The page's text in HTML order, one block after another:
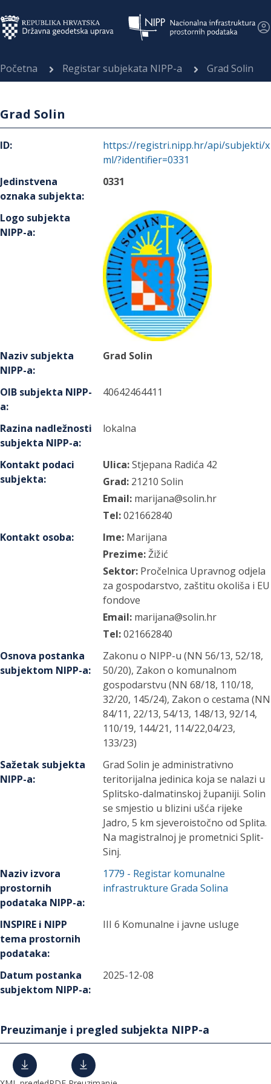
Početna Registar subjekata NIPP-a Grad Solin
Grad Solin
ID:
https://registri.nipp.hr/api/subjekti/x
ml/?identifier=0331
Jedinstvena
oznaka subjekta:
0331
Logo subjekta
NIPP-a:
Naziv subjekta
NIPP-a:
Grad Solin
OIB subjekta NIPP-
a:
40642464411
Razina nadležnosti
subjekta NIPP-a:
lokalna
Kontakt podaci
subjekta:
Ulica:Stjepana Radića 42
Grad: 21210 Solin
Email: marijana@solin.hr
Tel:021662840
Kontakt osoba: Ime: Marijana
Prezime:Žižić
Sektor: Pročelnica Upravnog odjela
za gospodarstvo, zaštitu okoliša i EU
fondove
Email: marijana@solin.hr
Tel:021662840
Osnova postanka
subjektom NIPP-a:
Zakonu o NIPP-u (NN 56/13, 52/18,
50/20), Zakon o komunalnom
gospodarstvu (NN 68/18, 110/18,
32/20, 145/24), Zakon o cestama (NN
84/11, 22/13, 54/13, 148/13, 92/14,
110/19, 144/21, 114/22,04/23,
133/23)
Sažetak subjekta
NIPP-a:
Grad Solin je administrativno
teritorijalna jedinica koja se nalazi u
Splitsko-dalmatinskoj županiji. Solin
se smjestio u blizini ušća rijeke
Jadro, 5 km sjeveroistočno od Splita.
Na magistralnoj je prometnici Split-
Sinj.
Naziv izvora
prostornih
podataka NIPP-a:
1779 - Registar komunalne
infrastrukture Grada Solina
INSPIRE i NIPP
tema prostornih
podataka:
III 6 Komunalne i javne usluge
Datum postanka
subjektom NIPP-a:
2025-12-08
Preuzimanje i pregled subjekta NIPP-a